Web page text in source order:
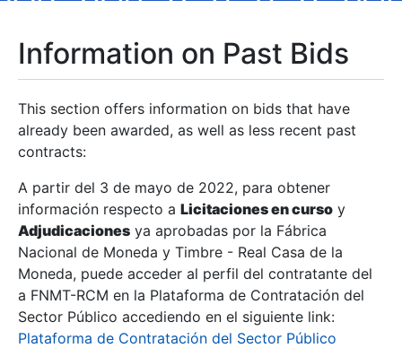
Show/Hide
Show/Hide
Information on Past Bids
This section offers information on bids that have
already been awarded, as well as less recent past
contracts:
A partir del 3 de mayo de 2022, para obtener
información respecto a Licitaciones en curso y
Adjudicaciones ya aprobadas por la Fábrica
Nacional de Moneda y Timbre - Real Casa de la
Moneda, puede acceder al perfil del contratante del
a FNMT-RCM en la Plataforma de Contratación del
Sector Público accediendo en el siguiente link:
Plataforma de Contratación del Sector Público